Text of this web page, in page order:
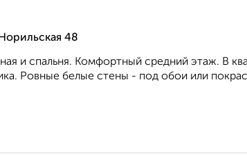
48
и спальня. Комфортный средний этаж. В
Ровные белые стены - под обои или